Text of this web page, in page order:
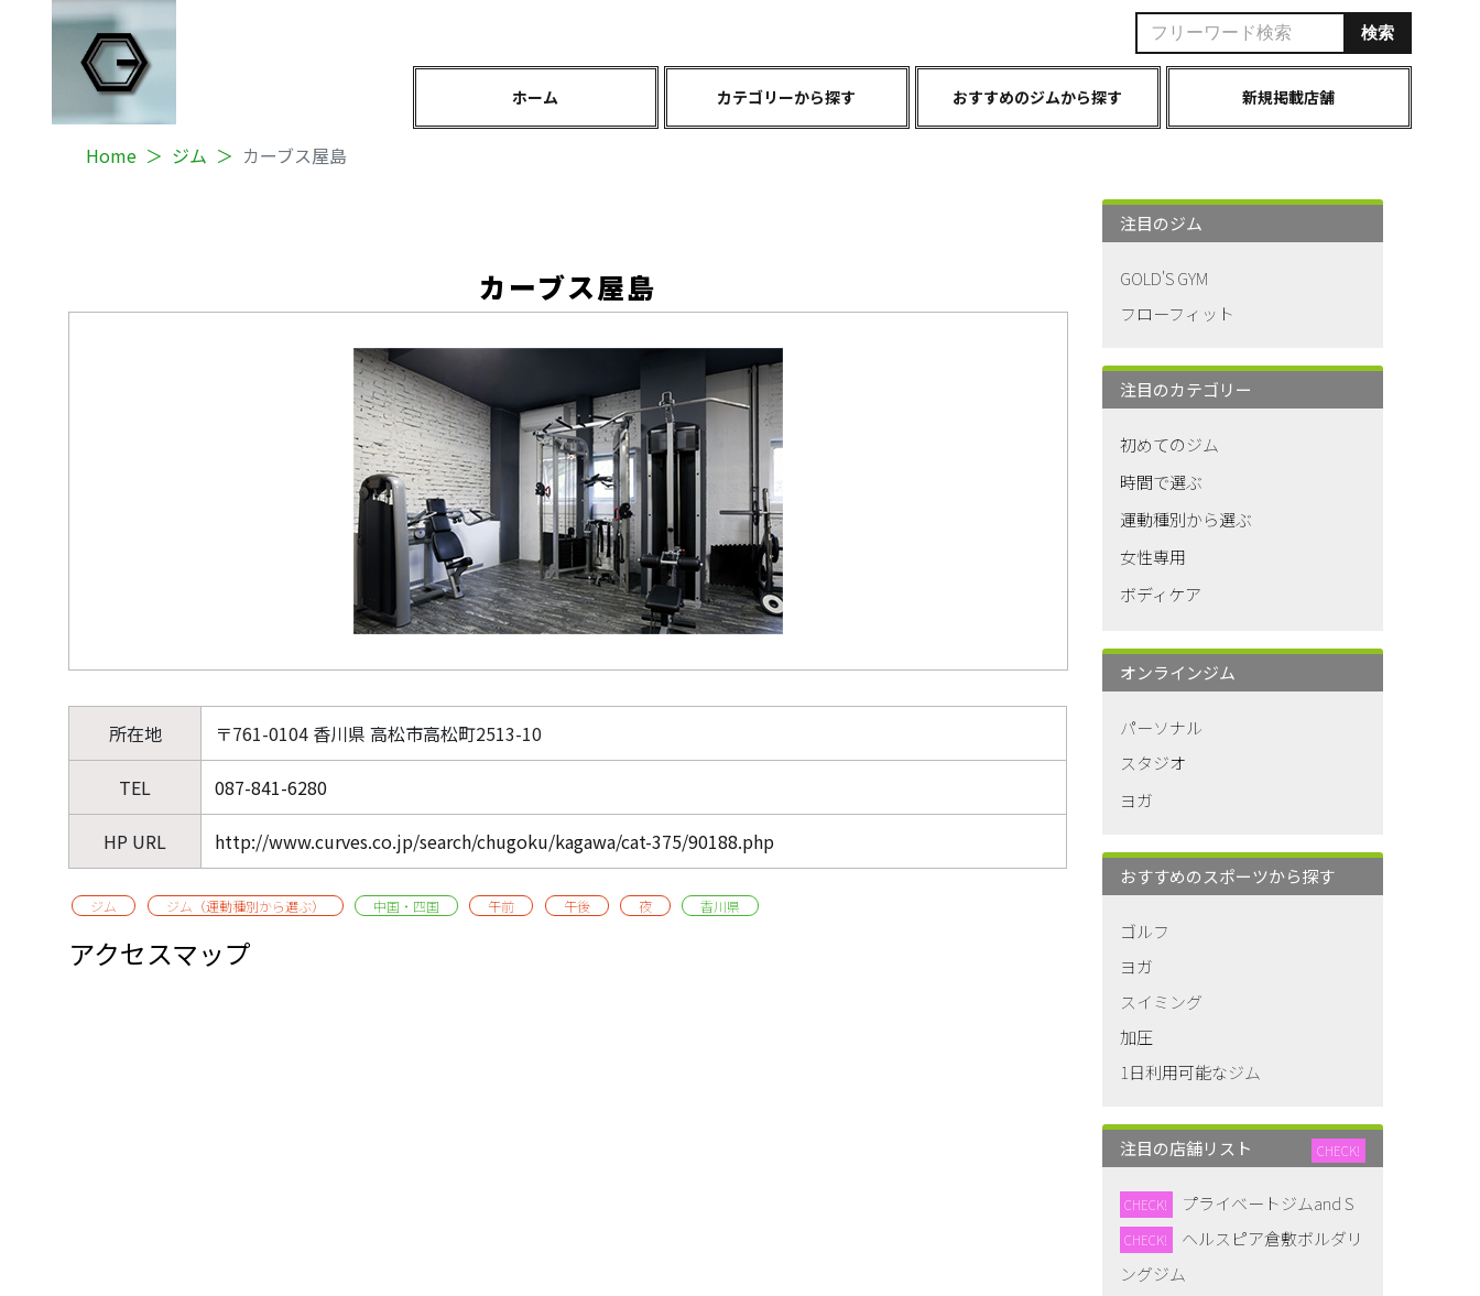
ホーム カテゴリーから探す おすすめのジムから探す 新規掲載店舗
Home ジム カーブス屋島
カーブス屋島
所在地 〒761-0104 香川県 高松市高松町2513-10
TEL 087-841-6280
HP URL http://www.curves.co.jp/search/chugoku/kagawa/cat-375/90188.php
ジム ジム（運動種別から選ぶ） 中国・四国 午前 午後 夜 香川県
アクセスマップ
注目のジム
GOLD'S GYM
フローフィット
注目のカテゴリー
初めてのジム
時間で選ぶ
運動種別から選ぶ
女性専用
ボディケア
オンラインジム
パーソナル
スタジオ
ヨガ
おすすめのスポーツから探す
ゴルフ
ヨガ
スイミング
加圧
1日利用可能なジム
注目の店舗リスト CHECK!
CHECK! プライベートジムand S
CHECK!
ヘルスピア倉敷ボルダリ
ングジム